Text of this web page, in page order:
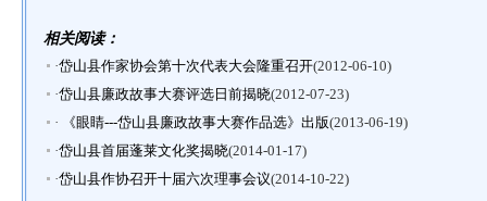
相关阅读：
·岱山县作家协会第十次代表大会隆重召开(2012-06-10)
·岱山县廉政故事大赛评选日前揭晓(2012-07-23)
· 《眼睛---岱山县廉政故事大赛作品选》出版(2013-06-19)
·岱山县首届蓬莱文化奖揭晓(2014-01-17)
·岱山县作协召开十届六次理事会议(2014-10-22)